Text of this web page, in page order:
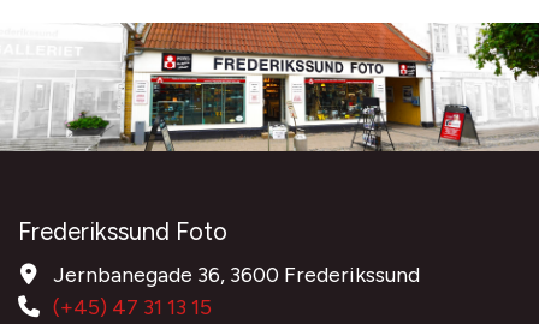
Frederikssund Foto
Jernbanegade 36, 3600 Frederikssund
(+45) 47 31 13 15